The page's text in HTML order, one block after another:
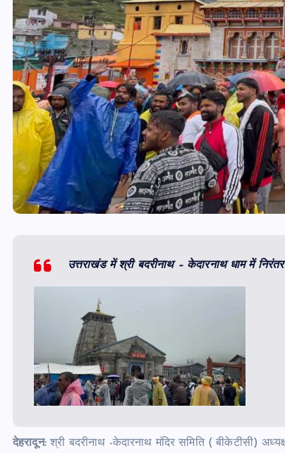
उत्तराखंड में श्री बदरीनाथ – केदारनाथ धाम में
देहरादून:श्री बदरीनाथ -केदारनाथ मंदिर समिति ( बीकेटीसी)